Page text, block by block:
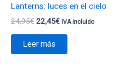
Lanterns: luces en el cielo
24,95€ 22,45€ IVA incluido
Leer más